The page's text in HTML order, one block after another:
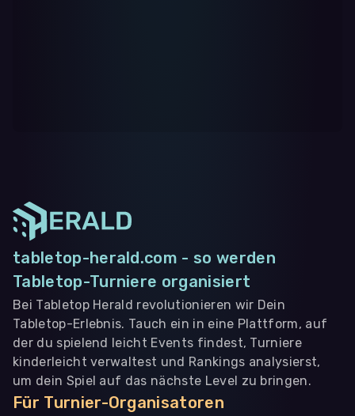
tabletop-herald.com - so werden
Tabletop-Turniere organisiert
Bei Tabletop Herald revolutionieren wir Dein
Tabletop-Erlebnis. Tauch ein in eine Plattform, auf
der du spielend leicht Events findest, Turniere
kinderleicht verwaltest und Rankings analysierst,
um dein Spiel auf das nächste Level zu bringen.
Für Turnier-Organisatoren